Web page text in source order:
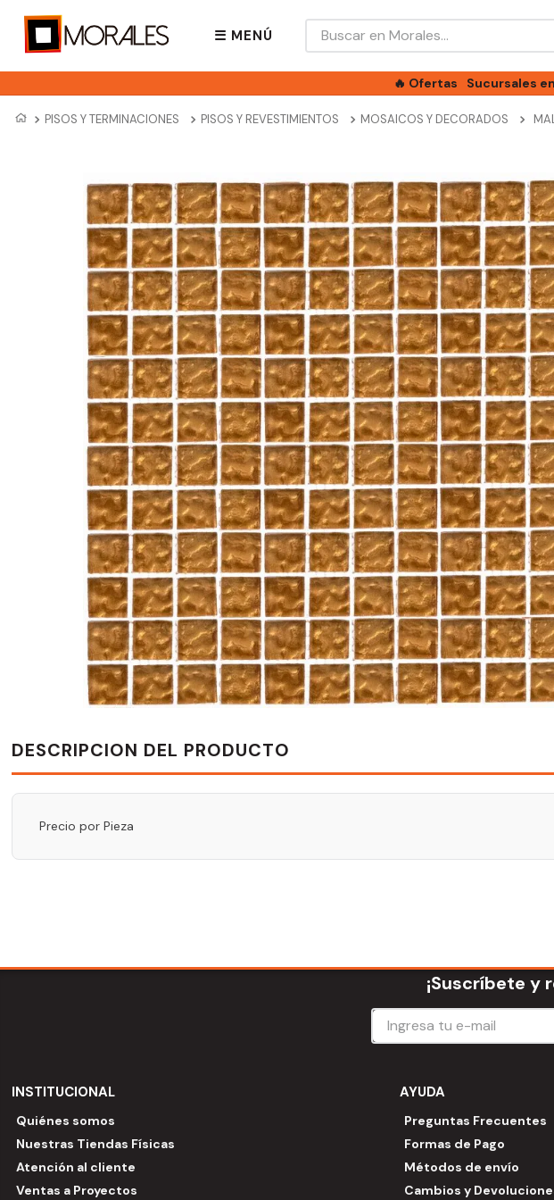
☰ MENÚ
Buscar en Morales...
🔥 Ofertas Sucursales
PISOS Y TERMINACIONES PISOS Y REVESTIMIENTOS MOSAICOS Y DECORADOS
DESCRIPCION DEL PRODUCTO
Precio por Pieza
¡Suscríbete y
INSTITUCIONAL
Quiénes somos
Nuestras Tiendas Físicas
Atención al cliente
Ventas a Proyectos
AYUDA
Preguntas Frecuentes
Formas de Pago
Métodos de envío
Cambios y